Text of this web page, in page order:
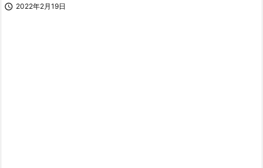
 2022年2月19日